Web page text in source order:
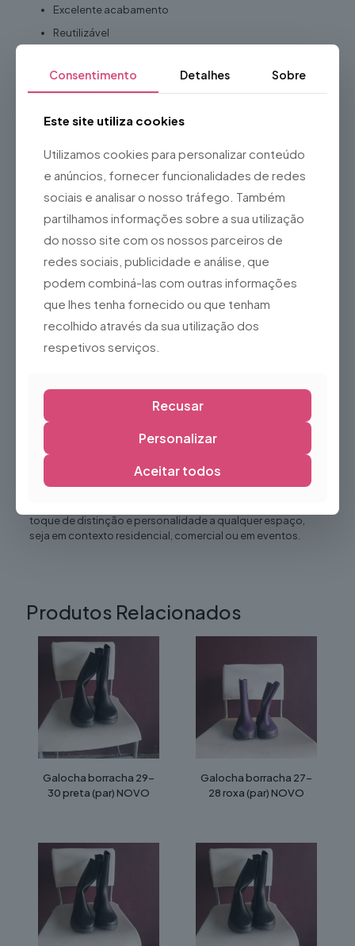
Excelente acabamento
Reutilizável
Ideal para
Hotéis e restaurantes
Escritórios
Montras
Feiras e exposições
Stands promocionais
Salas de espera
Vantagens
Solução prática e reutilizável
Ideal para decoração permanente ou temporária
Quadro Decorativoé a escolha ideal para criar
toque de distinção e personalidade a qualquer espaço,
seja em contexto residencial, comercial ou em eventos.
Produtos Relacionados
Galocha borracha 29-
30 preta (par) NOVO
Galocha borracha 27-
28 roxa (par) NOVO
Consentimento Detalhes Sobre
Este site utiliza cookies
Utilizamos cookies para personalizar conteúdo
e anúncios, fornecer funcionalidades de redes
sociais e analisar o nosso tráfego. Também
partilhamos informações sobre a sua utilização
do nosso site com os nossos parceiros de
redes sociais, publicidade e análise, que
podem combiná-las com outras informações
que lhes tenha fornecido ou que tenham
recolhido através da sua utilização dos
respetivos serviços.
Recusar
Personalizar
Aceitar todos